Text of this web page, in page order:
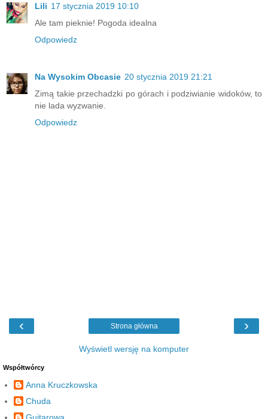
Lili 17 stycznia 2019 10:10
Ale tam pieknie! Pogoda idealna
Odpowiedz
Na Wysokim Obcasie 20 stycznia 2019 21:21
Zimą takie przechadzki po górach i podziwianie widoków, to
nie lada wyzwanie.
Odpowiedz
‹ ›
Strona główna
Wyświetl wersję na komputer
Współtwórcy
Anna Kruczkowska
Chuda